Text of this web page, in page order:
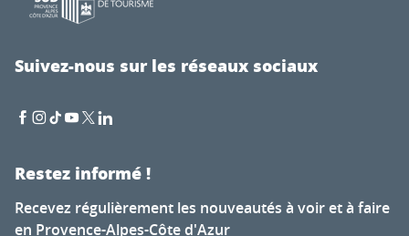
Suivez-nous sur les réseaux sociaux
Restez informé !
Recevez régulièrement les nouveautés à voir et à faire
en Provence-Alpes-Côte d'Azur